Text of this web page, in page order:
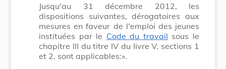
Jusqu'au 31 décembre 2012, les
dispositions suivantes, dérogatoires aux
mesures en faveur de l'emploi des jeunes
instituées par le Code du travail sous le
chapitre III du titre IV du livre V, sections 1
et 2, sont applicables:».